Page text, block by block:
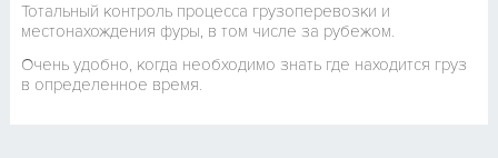
Тотальный контроль процесса грузоперевозки и
местонахождения фуры, в том числе за рубежом.
Очень удобно, когда необходимо знать где находится груз
в определенное время.